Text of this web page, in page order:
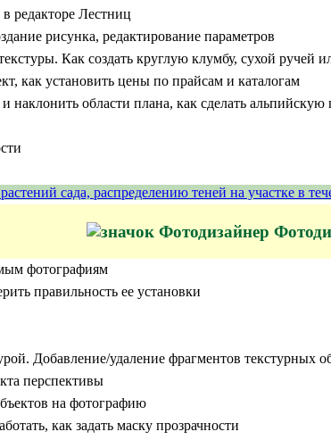
редакторе Лестниц
рисунка, редактирование параметров
Как создать круглую клумбу, сухой
как установить цены по прайсам и каталогам
наклонить области плана, как сделать альпийскую
сада, распределению теней на участке в
фотографиям
правильность ее установки
Добавление/удаление фрагментов текстурных
перспективы
на фотографию
как задать маску прозрачности